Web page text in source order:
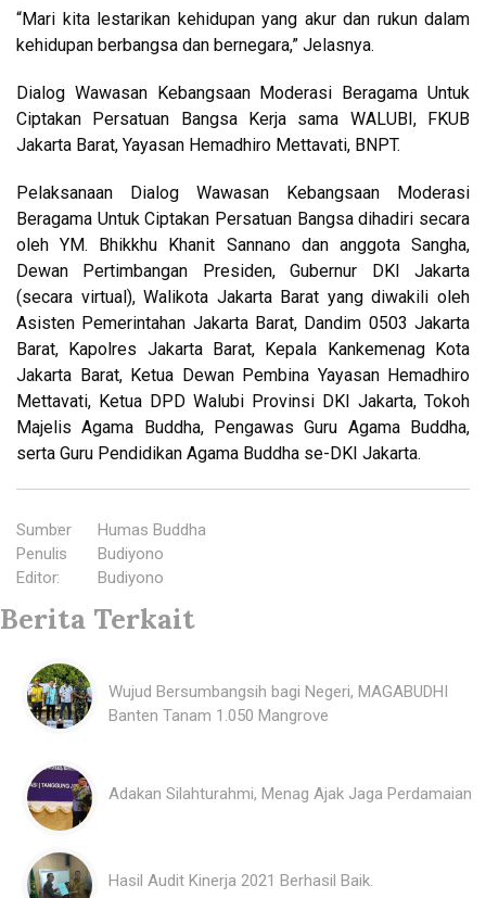
“Mari kita lestarikan kehidupan yang akur dan rukun dalam
kehidupan berbangsa dan bernegara,” Jelasnya.
Dialog Wawasan Kebangsaan Moderasi Beragama Untuk
Ciptakan Persatuan Bangsa Kerja sama WALUBI, FKUB
Jakarta Barat, Yayasan Hemadhiro Mettavati, BNPT.
Pelaksanaan Dialog Wawasan Kebangsaan Moderasi
Beragama Untuk Ciptakan Persatuan Bangsa dihadiri secara
oleh YM. Bhikkhu Khanit Sannano dan anggota Sangha,
Dewan Pertimbangan Presiden, Gubernur DKI Jakarta
(secara virtual), Walikota Jakarta Barat yang diwakili oleh
Asisten Pemerintahan Jakarta Barat, Dandim 0503 Jakarta
Barat, Kapolres Jakarta Barat, Kepala Kankemenag Kota
Jakarta Barat, Ketua Dewan Pembina Yayasan Hemadhiro
Mettavati, Ketua DPD Walubi Provinsi DKI Jakarta, Tokoh
Majelis Agama Buddha, Pengawas Guru Agama Buddha,
serta Guru Pendidikan Agama Buddha se-DKI Jakarta.
Sumber
:
Humas Buddha
Penulis
:
Budiyono
Editor: Budiyono
Berita Terkait
Wujud Bersumbangsih bagi Negeri, MAGABUDHI
Banten Tanam 1.050 Mangrove
Adakan Silahturahmi, Menag Ajak Jaga Perdamaian
Hasil Audit Kinerja 2021 Berhasil Baik.